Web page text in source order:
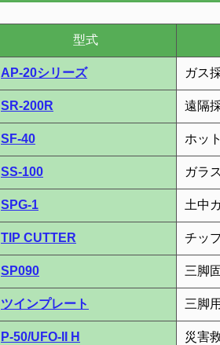
型式
AP-20シリーズ ガス
SR-200R 遠隔
SF-40 ホッ
SS-100 ガラ
SPG-1 土中
TIP CUTTER チッ
SP090 三脚
ツインプレート 三脚
P-50/UFO-II H 災害